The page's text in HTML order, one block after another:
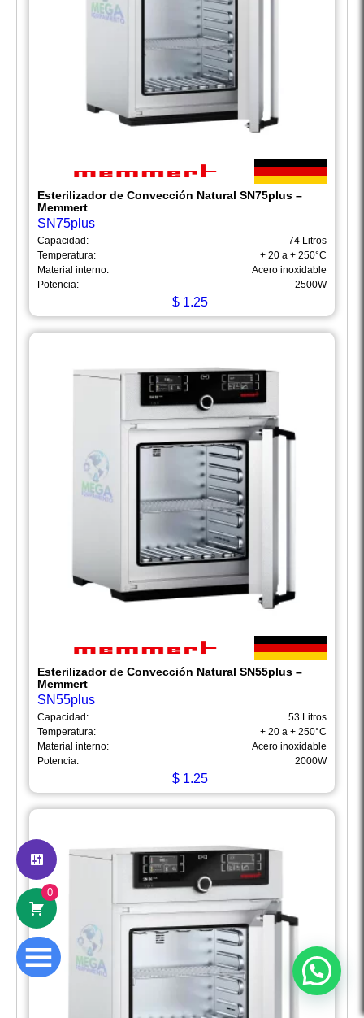
0
Esterilizador de Convección Natural SN75plus –
Memmert
SN75plus
Capacidad:
74 Litros
Temperatura:
+ 20 a + 250°C
Material interno:
Acero inoxidable
Potencia:
2500W
$ 1.25
Esterilizador de Convección Natural SN55plus –
Memmert
SN55plus
Capacidad:
53 Litros
Temperatura:
+ 20 a + 250°C
Material interno:
Acero inoxidable
Potencia:
2000W
$ 1.25
Abrir chat
Hola
Somos Mega Equipamiento,
mantenimiento y calibración de equipos
de laboratorio.
¿En qué podemos ayudarte?